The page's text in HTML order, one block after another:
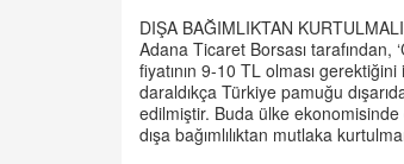
DIŞA BAĞIMLIKTAN
Adana Ticaret Borsası tarafından,
fiyatının 9-10 TL olması
daraldıkça Türkiye pamuğu
edilmiştir. Buda ülke ekonomisinde
dışa bağımlılıktan mutlaka